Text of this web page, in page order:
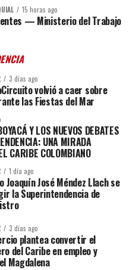
15 horas ago
— Ministerio del Trabajo
3 días ago
volvió a caer sobre
las Fiestas del Mar
Y LOS NUEVOS DEBATES
UNA MIRADA
CARIBE COLOMBIANO
1 día ago
Joaquín José Méndez Llach se
la Superintendencia de
3 días ago
plantea convertir el
del Caribe en empleo y
Magdalena